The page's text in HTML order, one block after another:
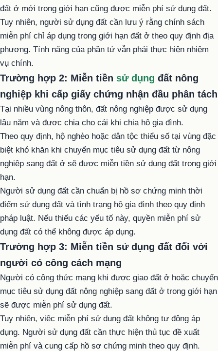
đất ở mới trong giới hạn cũng được miễn phí sử dụng đất.
Tuy nhiên, người sử dụng đất cần lưu ý rằng chính sách
miễn phí chỉ áp dụng trong giới hạn đất ở theo quy định địa
phương. Tính năng của phần tử vẫn phải thực hiện nhiệm
vụ chính.
Trường hợp 2: Miễn tiền sử dụng đất nông
nghiệp khi cấp giấy chứng nhận đầu phân tách
Tại nhiều vùng nông thôn, đất nông nghiệp được sử dụng
lâu năm và được chia cho cái khi chia hộ gia đình.
Theo quy định, hộ nghèo hoặc dân tộc thiểu số tại vùng đặc
biệt khó khăn khi chuyển mục tiêu sử dụng đất từ ​​nông
nghiệp sang đất ở sẽ được miễn tiền sử dụng đất trong giới
hạn.
Người sử dụng đất cần chuẩn bị hồ sơ chứng minh thời
điểm sử dụng đất và tình trạng hộ gia đình theo quy định
pháp luật. Nếu thiếu các yếu tố này, quyền miễn phí sử
dụng đất có thể không được áp dụng.
Trường hợp 3: Miễn tiền sử dụng đất đối với
người có công cách mạng
Người có công thức mạng khi được giao đất ở hoặc chuyển
mục tiêu sử dụng đất nông nghiệp sang đất ở trong giới hạn
sẽ được miễn phí sử dụng đất.
Tuy nhiên, việc miễn phí sử dụng đất không tự động áp
dụng. Người sử dụng đất cần thực hiện thủ tục đề xuất
miễn phí và cung cấp hồ sơ chứng minh theo quy định.